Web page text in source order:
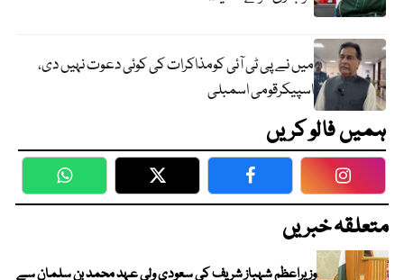
میں نے پی ٹی آئی کومذاکرات کی کوئی دعوت نہیں دی،
اسپیکرقومی اسمبلی
ہمیں فالو کریں
WhatsApp Twitter Facebook
متعلقہ خبریں
وزیراعظم شہباز شریف کی سعودی ولی عہد محمد بن سلمان سے